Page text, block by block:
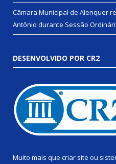
Câmara Municipal de Alenquer
Antônio durante Sessão
DESENVOLVIDO POR CR2
Muito mais que criar site ou